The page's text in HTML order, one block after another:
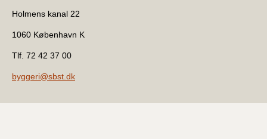
Holmens kanal 22
1060 København K
Tlf. 72 42 37 00
byggeri@sbst.dk